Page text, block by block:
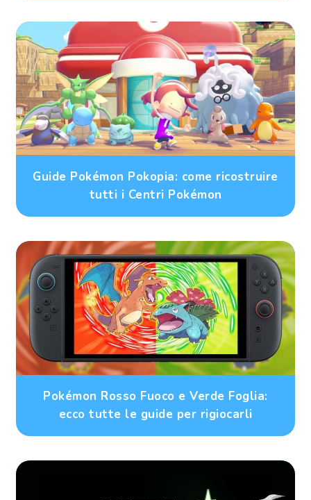
Guide Pokémon Pokopia: come ricostruire
tutti i Centri Pokémon
Pokémon Rosso Fuoco e Verde Foglia:
ecco tutte le guide per rigiocarli